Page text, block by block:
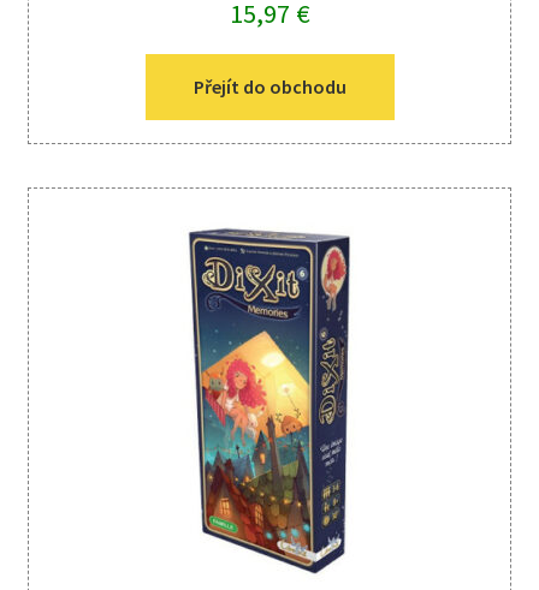
15,97 €
Přejít do obchodu